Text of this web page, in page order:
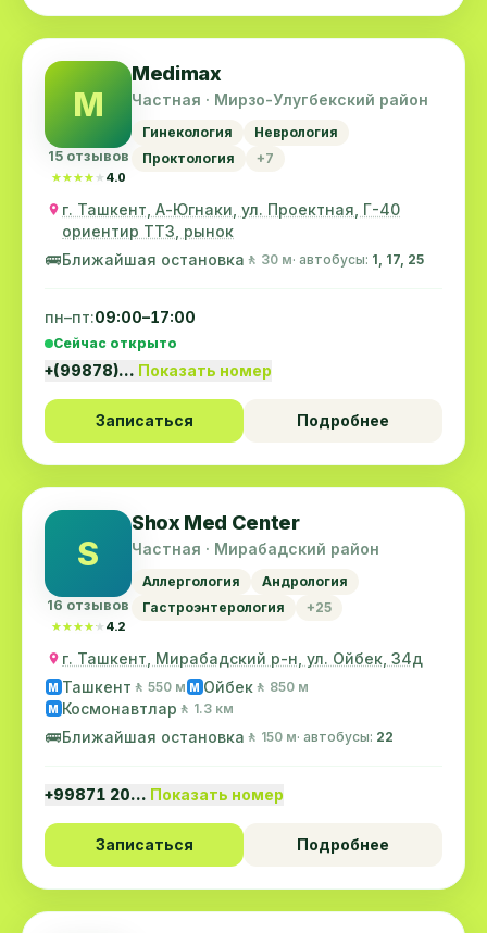
M
15 отзывов
★★★★★
★★★★★ 4.0
Medimax
Частная · Мирзо-Улугбекский район
Гинекология
Неврология
Проктология
+7
г. Ташкент, А-Югнаки, ул. Проектная, Г-40
ориентир ТТЗ, рынок
🚌Ближайшая остановка 🚶 30 м· автобусы: 1, 17, 25
пн–пт:09:00–17:00
Сейчас открыто
+(99878)… Показать номер
Записаться Подробнее
S
16 отзывов
★★★★★
★★★★★ 4.2
Shox Med Center
Частная · Мирабадский район
Аллергология
Андрология
Гастроэнтерология
+25
г. Ташкент, Мирабадский р-н, ул. Ойбек, 34д
M Ташкент 🚶 550 м M Ойбек 🚶 850 м
M Космонавтлар 🚶 1.3 км
🚌Ближайшая остановка 🚶 150 м· автобусы: 22
+99871 20… Показать номер
Записаться Подробнее